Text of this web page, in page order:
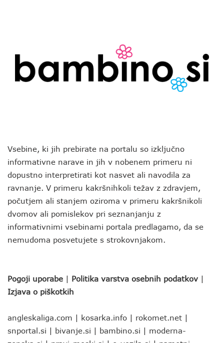
Vsebine, ki jih prebirate na portalu so izključno
informativne narave in jih v nobenem primeru ni
dopustno interpretirati kot nasvet ali navodila za
ravnanje. V primeru kakršnihkoli težav z zdravjem,
počutjem ali stanjem oziroma v primeru kakršnikoli
dvomov ali pomislekov pri seznanjanju z
informativnimi vsebinami portala predlagamo, da se
nemudoma posvetujete s strokovnjakom.
Pogoji uporabe | Politika varstva osebnih podatkov |
Izjava o piškotkih
angleskaliga.com | kosarka.info | rokomet.net |
snportal.si | bivanje.si | bambino.si | moderna-